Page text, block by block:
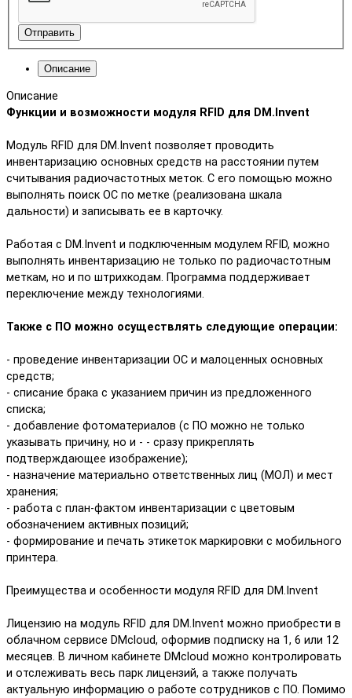
Отправить
Описание
Описание
Функции и возможности модуля RFID для DM.Invent
Модуль RFID для DM.Invent позволяет проводить
инвентаризацию основных средств на расстоянии путем
считывания радиочастотных меток. С его помощью можно
выполнять поиск ОС по метке (реализована шкала
дальности) и записывать ее в карточку.
Работая с DM.Invent и подключенным модулем RFID, можно
выполнять инвентаризацию не только по радиочастотным
меткам, но и по штрихкодам. Программа поддерживает
переключение между технологиями.
Также с ПО можно осуществлять следующие операции:
- проведение инвентаризации ОС и малоценных основных
средств;
- списание брака с указанием причин из предложенного
списка;
- добавление фотоматериалов (с ПО можно не только
указывать причину, но и - - сразу прикреплять
подтверждающее изображение);
- назначение материально ответственных лиц (МОЛ) и мест
хранения;
- работа с план-фактом инвентаризации с цветовым
обозначением активных позиций;
- формирование и печать этикеток маркировки с мобильного
принтера.
Преимущества и особенности модуля RFID для DM.Invent
Лицензию на модуль RFID для DM.Invent можно приобрести в
облачном сервисе DMcloud, оформив подписку на 1, 6 или 12
месяцев. В личном кабинете DMcloud можно контролировать
и отслеживать весь парк лицензий, а также получать
актуальную информацию о работе сотрудников с ПО. Помимо